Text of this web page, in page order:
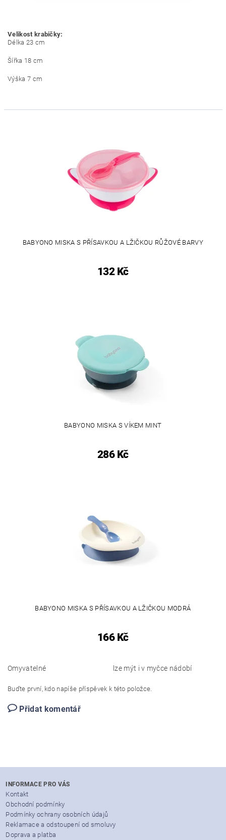
Velikost krabičky:
Délka 23 cm
Šířka 18 cm
Výška 7 cm
BABYONO MISKA S PŘÍSAVKOU A LŽIČKOU RŮŽOVÉ BARVY
132 Kč
BABYONO MISKA S VÍKEM MINT
286 Kč
BABYONO MISKA S PŘÍSAVKOU A LŽIČKOU MODRÁ
166 Kč
Omyvatelné lze mýt i v myčce nádobí
Buďte první, kdo napíše příspěvek k této položce.
Přidat komentář
INFORMACE PRO VÁS
Kontakt
Obchodní podmínky
Podmínky ochrany osobních údajů
Reklamace a odstoupení od smoluvy
Doprava a platba